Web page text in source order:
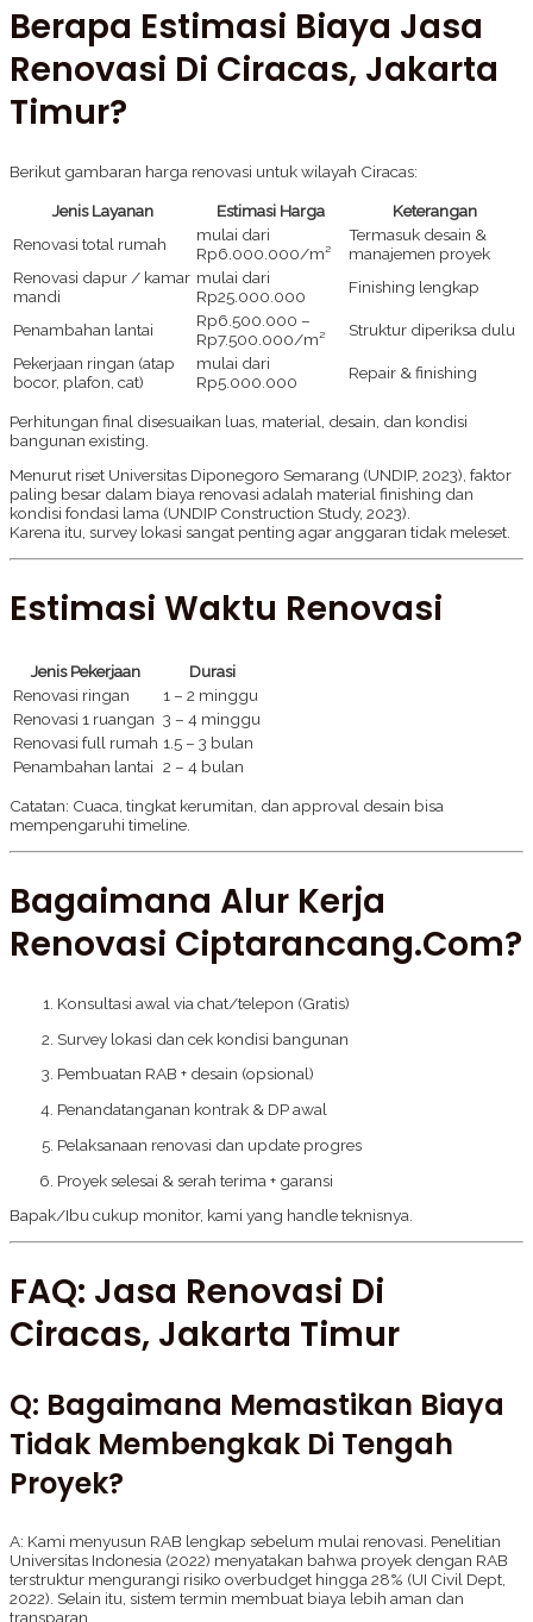
Berapa Estimasi Biaya Jasa
Renovasi Di Ciracas, Jakarta
Timur?
Berikut gambaran harga renovasi untuk wilayah Ciracas:
Jenis Layanan Estimasi Harga
Keterangan
Renovasi total rumah
mulai dari
Rp6.000.000/m²
Termasuk desain &
manajemen proyek
Renovasi dapur / kamar
mandi
mulai dari
Rp25.000.000
Finishing lengkap
Penambahan lantai
Rp6.500.000 –
Rp7.500.000/m²
Struktur diperiksa dulu
Pekerjaan ringan (atap
bocor, plafon, cat)
mulai dari
Rp5.000.000
Repair & finishing
Perhitungan final disesuaikan luas, material, desain, dan kondisi
bangunan existing.
Menurut riset Universitas Diponegoro Semarang (UNDIP, 2023), faktor
paling besar dalam biaya renovasi adalah material finishing dan
kondisi fondasi lama (UNDIP Construction Study, 2023).
Karena itu, survey lokasi sangat penting agar anggaran tidak meleset.
Estimasi Waktu Renovasi
Jenis Pekerjaan
Durasi
Renovasi ringan
1 – 2 minggu
Renovasi 1 ruangan 3 – 4 minggu
Renovasi full rumah 1.5 – 3 bulan
Penambahan lantai 2 – 4 bulan
Catatan: Cuaca, tingkat kerumitan, dan approval desain bisa
mempengaruhi timeline.
Bagaimana Alur Kerja
Renovasi Ciptarancang.com?
Konsultasi awal via chat/telepon (Gratis)
Survey lokasi dan cek kondisi bangunan
Pembuatan RAB + desain (opsional)
Penandatanganan kontrak & DP awal
Pelaksanaan renovasi dan update progres
Proyek selesai & serah terima + garansi
Bapak/Ibu cukup monitor, kami yang handle teknisnya.
FAQ: Jasa Renovasi Di
Ciracas, Jakarta Timur
Q: Bagaimana Memastikan Biaya
Tidak Membengkak Di Tengah
Proyek?
A: Kami menyusun RAB lengkap sebelum mulai renovasi. Penelitian
Universitas Indonesia (2022) menyatakan bahwa proyek dengan RAB
terstruktur mengurangi risiko overbudget hingga 28% (UI Civil Dept,
2022). Selain itu, sistem termin membuat biaya lebih aman dan
transparan.